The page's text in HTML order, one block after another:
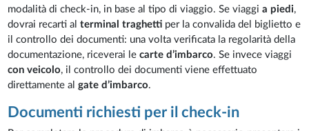
modalità di check-in, in base al tipo di viaggio. Se viaggia piedi,
dovrai recarti alterminal traghetti per la convalida del biglietto e
il controllo dei documenti: una volta verificata la regolarità della
documentazione, riceverai lecarte d’imbarco. Se invece viaggi
con veicolo, il controllo dei documenti viene effettuato
direttamente algate d’imbarco.
Documenti richiesti per il check-in